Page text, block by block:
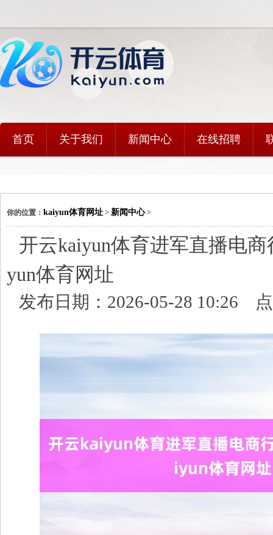
首页 关于我们 新闻中心 在线招聘
你的位置： kaiyun体育网址 > 新闻中心>
开云kaiyun体育进军直播电
yun体育网址
发布日期：2026-05-28 10:26